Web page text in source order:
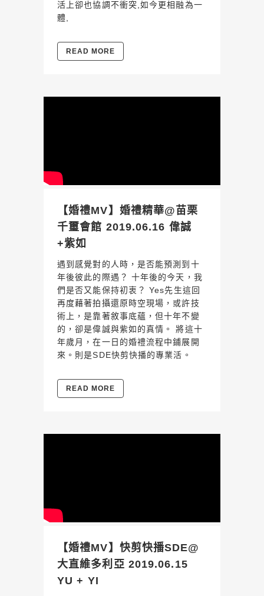
活上卻也協調不衝突,如今更相融為一
體,
READ MORE
【婚禮MV】婚禮精華@苗栗
千璽會館 2019.06.16 偉誠
+紫如
遇到感覺對的人時，是否能預測到十
年後彼此的際遇？ 十年後的今天，我
們是否又能保持初衷？ Yes先生這回
再度藉著拍攝還原時空現場，或許技
術上，是靠著敘事底蘊，但十年不變
的，卻是偉誠與紫如的真情。 將這十
年歲月，在一日的婚禮流程中鋪展開
來。則是SDE快剪快播的專業活。
READ MORE
【婚禮MV】快剪快播SDE@
大直維多利亞 2019.06.15
YU + YI